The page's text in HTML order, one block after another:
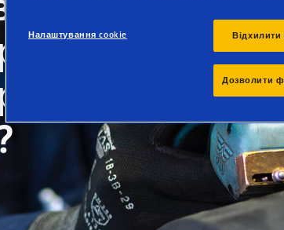
шини та
Налаштування cookie Відхилити
Дозволити